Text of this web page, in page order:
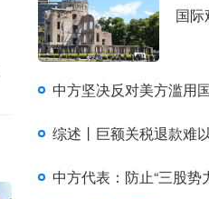
国
中方坚决反对美方滥用
综述丨巨额关税退款难
中方代表：防止“三股势